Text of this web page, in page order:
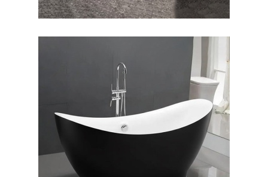
وان فری استندینگ سولانا